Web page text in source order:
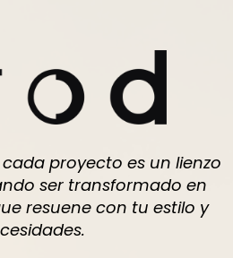
proyecto es un lienzo
ser transformado en
resuene con tu estilo y